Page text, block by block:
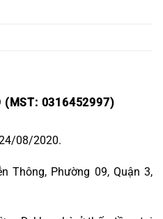
(MST: 0316452997)
08/2020.
Thông, Phường 09, Quận 3,